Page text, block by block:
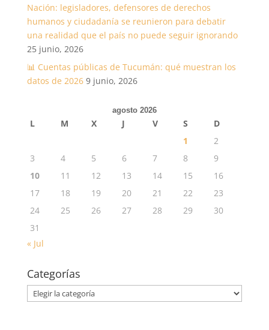
Nación: legisladores, defensores de derechos
humanos y ciudadanía se reunieron para debatir
una realidad que el país no puede seguir ignorando
25 junio, 2026
📊 Cuentas públicas de Tucumán: qué muestran los
datos de 2026 9 junio, 2026
agosto 2026
L M X J V S
D
1
2
3
4 5 6 7 8
9
10
11 12 13 14 15
16
17
18 19 20 21 22
23
24
25 26 27 28 29
30
31
« Jul
Categorías
Categorías